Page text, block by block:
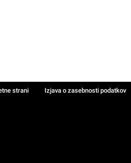
strani Izjava o zasebnosti podatkov